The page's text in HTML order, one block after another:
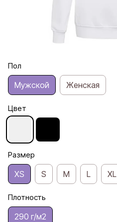
Пол
Мужской Женская
Цвет
Размер
XS S M L XL
Плотность
290 г/м2